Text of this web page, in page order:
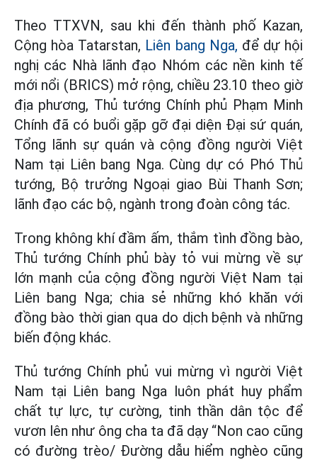
Theo TTXVN, sau khi đến thành phố Kazan,
Cộng hòa Tatarstan, Liên bang Nga, để dự hội
nghị các Nhà lãnh đạo Nhóm các nền kinh tế
mới nổi (BRICS) mở rộng, chiều 23.10 theo giờ
địa phương, Thủ tướng Chính phủ Phạm Minh
Chính đã có buổi gặp gỡ đại diện Đại sứ quán,
Tổng lãnh sự quán và cộng đồng người Việt
Nam tại Liên bang Nga. Cùng dự có Phó Thủ
tướng, Bộ trưởng Ngoại giao Bùi Thanh Sơn;
lãnh đạo các bộ, ngành trong đoàn công tác.
Trong không khí đầm ấm, thắm tình đồng bào,
Thủ tướng Chính phủ bày tỏ vui mừng về sự
lớn mạnh của cộng đồng người Việt Nam tại
Liên bang Nga; chia sẻ những khó khăn với
đồng bào thời gian qua do dịch bệnh và những
biến động khác.
Thủ tướng Chính phủ vui mừng vì người Việt
Nam tại Liên bang Nga luôn phát huy phẩm
chất tự lực, tự cường, tinh thần dân tộc để
vươn lên như ông cha ta đã dạy “Non cao cũng
có đường trèo/ Đường dẫu hiểm nghèo cũng